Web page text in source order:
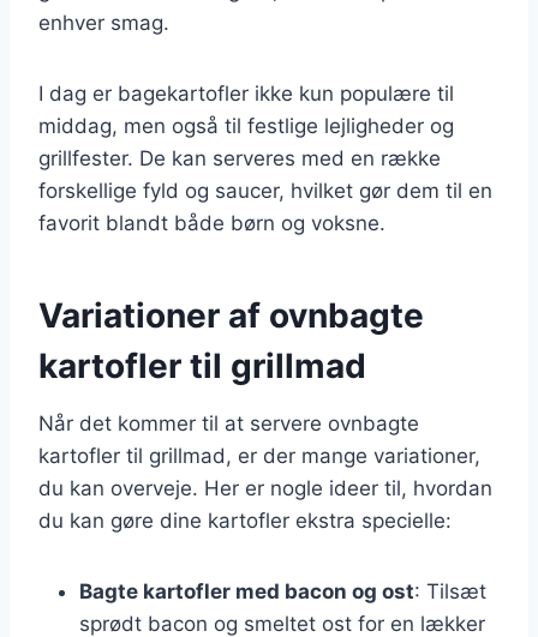
enhver smag.
I dag er bagekartofler ikke kun populære til
middag, men også til festlige lejligheder og
grillfester. De kan serveres med en række
forskellige fyld og saucer, hvilket gør dem til en
favorit blandt både børn og voksne.
Variationer af ovnbagte
kartofler til grillmad
Når det kommer til at servere ovnbagte
kartofler til grillmad, er der mange variationer,
du kan overveje. Her er nogle ideer til, hvordan
du kan gøre dine kartofler ekstra specielle:
Bagte kartofler med bacon og ost: Tilsæt
sprødt bacon og smeltet ost for en lækker